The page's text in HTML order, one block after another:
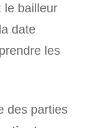
le bailleur
date
les
des parties